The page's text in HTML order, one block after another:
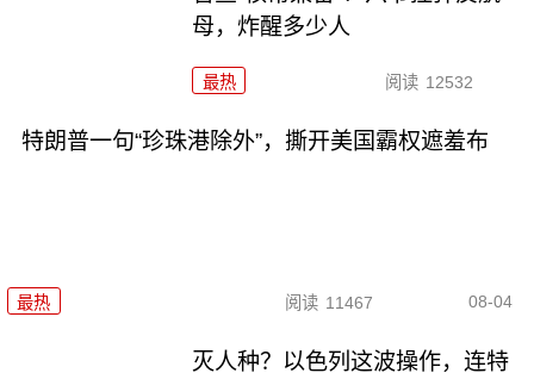
母，炸醒多少人
最热 阅读 12532
特朗普一句“珍珠港除外”，撕开美国霸权遮羞布
最热 阅读 11467 08-04
灭人种？以色列这波操作，连特